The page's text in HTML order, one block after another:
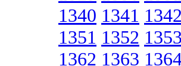
1340 1341 1342
1351 1352 1353
1362 1363